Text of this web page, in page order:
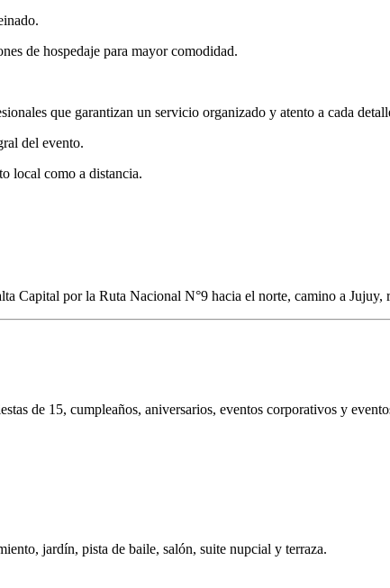
de hospedaje para mayor comodidad.
que garantizan un servicio organizado y atento a cada
del evento.
local como a distancia.
Capital por la Ruta Nacional N°9 hacia el norte, camino a
de 15, cumpleaños, aniversarios, eventos corporativos y
jardín, pista de baile, salón, suite nupcial y terraza.